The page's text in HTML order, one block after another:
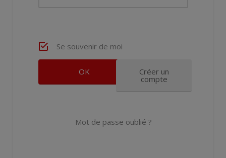
Se souvenir de moi
Créer un
compte
Mot de passe oublié ?